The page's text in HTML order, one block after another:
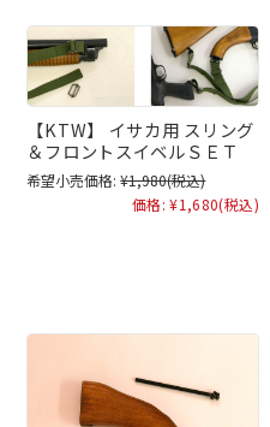
【KTW】 イサカ用 スリング
＆フロントスイベルＳＥＴ
希望小売価格: ¥1,980(税込)
価格: ¥1,680(税込)